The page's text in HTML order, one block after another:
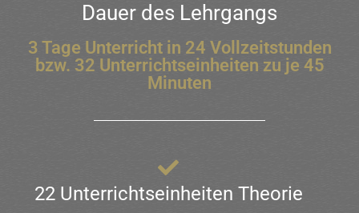
Dauer des Lehrgangs
3 Tage Unterricht in 24 Vollzeitstunden
bzw. 32 Unterrichtseinheiten zu je 45
Minuten
22 Unterrichtseinheiten Theorie